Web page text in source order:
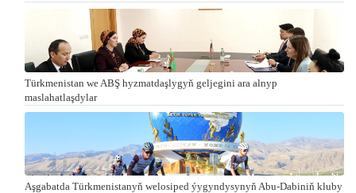
Türkmenistan we ABŞ hyzmatdaşlygyň geljegini ara alnyp
maslahatlaşdylar
Aşgabatda Türkmenistanyň welosiped ýygyndysynyň Abu-Dabiniň kluby